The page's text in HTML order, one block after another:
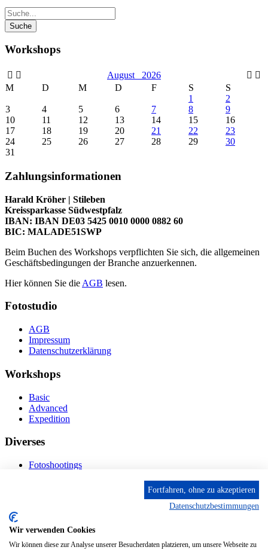
Workshops
August 2026
M
D M D F S
S
1
2
3
4 5 6 7 8
9
10
11 12 13 14 15
16
17
18 19 20 21 22
23
24
25 26 27 28 29
30
31
Zahlungsinformationen
Harald Kröher | Stileben
Kreissparkasse Südwestpfalz
IBAN: IBAN DE03 5425 0010 0000 0882 60
BIC: MALADE51SWP
Beim Buchen des Workshops verpflichten Sie sich, die allgemeinen
Geschäftsbedingungen der Branche anzuerkennen.
Hier können Sie die AGB lesen.
Fotostudio
AGB
Impressum
Datenschutzerklärung
Workshops
Basic
Advanced
Expedition
Diverses
Fotoshootings
Kontakt
Fröhnstr. 4-8, 66954 Pirmasens
Diese E-Mail-Adresse ist vor Spambots geschützt! Zur
Fortfahren, ohne zu akzeptieren
Datenschutzbestimmungen
Wir verwenden Cookies
Wir können diese zur Analyse unserer Besucherdaten platzieren, um unsere Webseite zu